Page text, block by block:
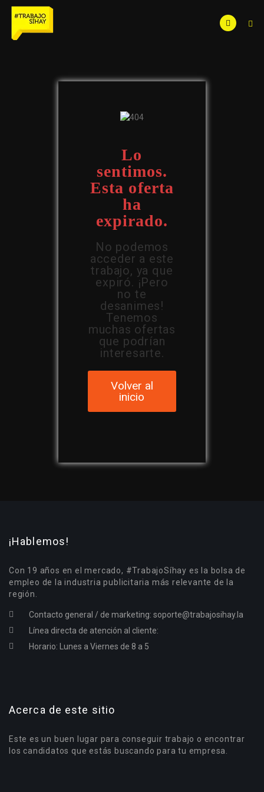
Lo
sentimos.
Esta oferta
ha
expirado.
No podemos
acceder a este
trabajo, ya que
expiró. ¡Pero
no te
desanimes!
Tenemos
muchas ofertas
que podrían
interesarte.
Volver al
inicio
¡Hablemos!
Con 19 años en el mercado, #TrabajoSíhay es la bolsa de
empleo de la industria publicitaria más relevante de la
región.
Contacto general / de marketing: soporte@trabajosihay.la
Línea directa de atención al cliente:
Horario: Lunes a Viernes de 8 a 5
Acerca de este sitio
Este es un buen lugar para conseguir trabajo o encontrar
los candidatos que estás buscando para tu empresa.